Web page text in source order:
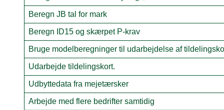
Beregn JB tal for mark
Beregn ID15 og skærpet P-krav
Bruge modelberegninger til udarbejdelse af
Udarbejde tildelingskort.
Udbyttedata fra mejetærsker
Arbejde med flere bedrifter samtidig